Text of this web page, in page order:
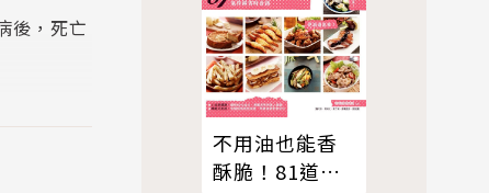
後，死亡
此一現
不用油也能香
酥脆！81道超